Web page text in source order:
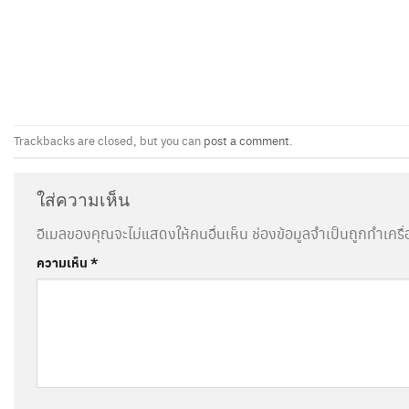
Trackbacks are closed, but you can post a comment.
ใส่ความเห็น
อีเมลของคุณจะไม่แสดงให้คนอื่นเห็น ช่องข้อมูลจำเป็นถูกทำเค
ความเห็น*